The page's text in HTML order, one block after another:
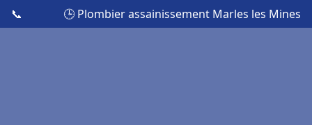
📞 🕒 Plombier assainissement Marles les Mines